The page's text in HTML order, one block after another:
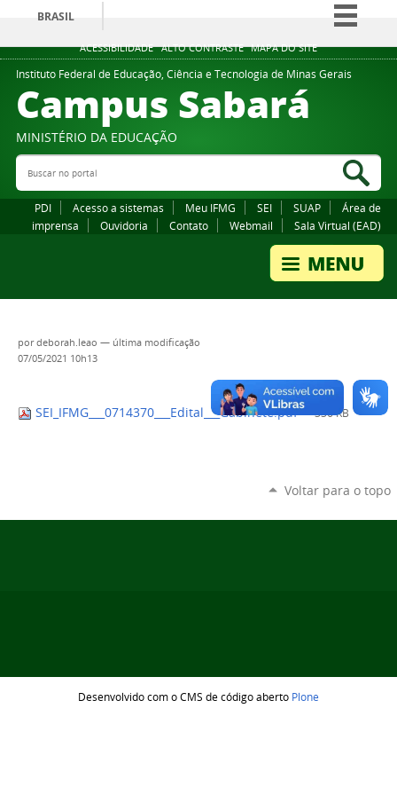
ACESSIBILIDADE ALTO CONTRASTE MAPA DO SITE
BRASIL
Simplifique!
Comunica BR
Participe
Legislação
Instituto Federal de Educação, Ciência e Tecnologia de Minas Gerais
Campus Sabará
MINISTÉRIO DA EDUCAÇÃO
Buscar no portal
PDI Acesso a sistemas Meu IFMG SEI SUAP
Área de
imprensa
Ouvidoria Contato Webmail Sala Virtual (EAD)
pordeborah.leao — última modificação
07/05/2021 10h13
SEI_IFMG___0714370___Edital___Gabinete.pdf— 336 KB
Voltar para o topo
Desenvolvido com o CMS de código aberto Plone